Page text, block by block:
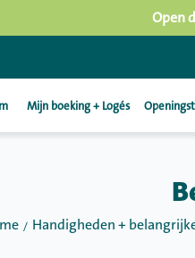
Open
Mijn boeking + Logés
Handigheden +